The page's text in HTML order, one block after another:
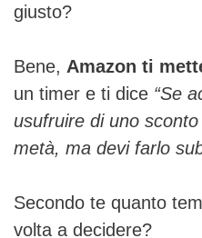
giusto?
Bene, Amazon ti
un timer e ti dice “Se
usufruire di uno
metà, ma devi farlo
Secondo te quanto
volta a decidere?